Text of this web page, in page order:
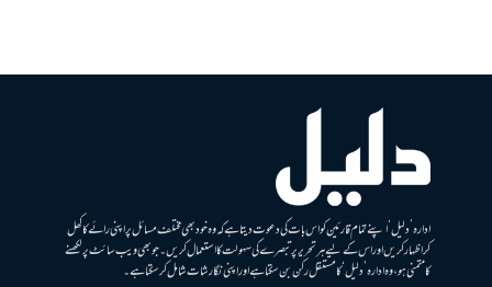
ادارہ ’دلیل‘ اپنے تمام قارئین کو اس بات کی دعوت دیتا ہے کہ وہ خود بھی مختلف مسائل پر اپنی رائے کا کھل
کر اظہار کریں اور اس کے لیے ہر تحریر پر تبصرے کی سہولت کا استعمال کریں۔ جو بھی ویب سائٹ پر لکھنے
کا متمنی ہو، وہ ادارہ ’دلیل‘ کا مستقل رکن بن سکتا ہے اور اپنی نگارشات شامل کرسکتا ہے۔